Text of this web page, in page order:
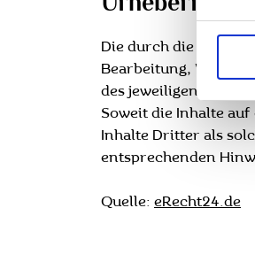
Die durch die
Bearbeitung,
des jeweiligen
Soweit die Inhalte
Inhalte Dritter als
entsprechenden
Quelle: eRecht24.de